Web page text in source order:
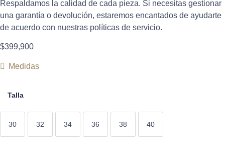
Respaldamos la calidad de cada pieza. Si necesitas gestionar
una garantía o devolución, estaremos encantados de ayudarte
de acuerdo con nuestras políticas de servicio.
$399,900
Medidas
Talla
30 32 34 36 38 40